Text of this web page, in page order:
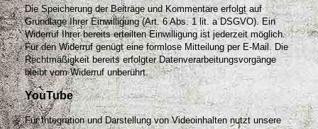
Die Speicherung der Beiträge und Kommentare erfolgt auf
Grundlage Ihrer Einwilligung (Art. 6 Abs. 1 lit. a DSGVO). Ein
Widerruf Ihrer bereits erteilten Einwilligung ist jederzeit möglich.
Für den Widerruf genügt eine formlose Mitteilung per E-Mail. Die
Rechtmäßigkeit bereits erfolgter Datenverarbeitungsvorgänge
bleibt vom Widerruf unberührt.
YouTube
Für Integration und Darstellung von Videoinhalten nutzt unsere